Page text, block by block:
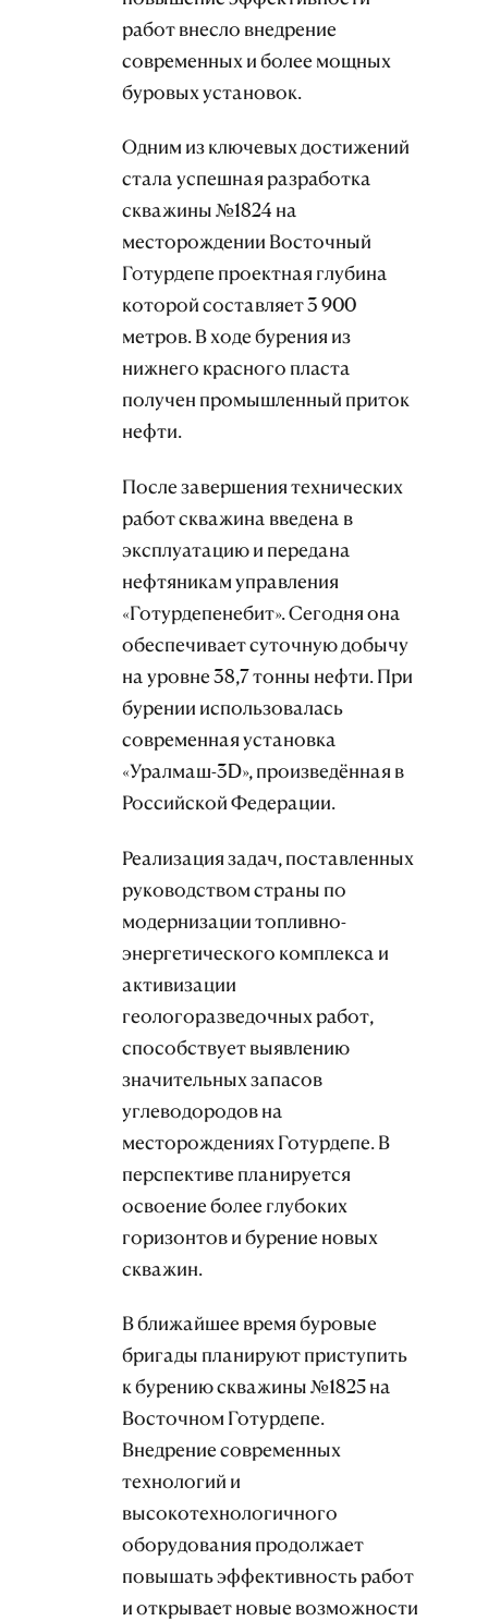
работ внесло внедрение
современных и более мощных
буровых установок.
Одним из ключевых достижений
стала успешная разработка
скважины №1824 на
месторождении Восточный
Готурдепе проектная глубина
которой составляет 3 900
метров. В ходе бурения из
нижнего красного пласта
получен промышленный приток
нефти.
После завершения технических
работ скважина введена в
эксплуатацию и передана
нефтяникам управления
«Готурдепенебит». Сегодня она
обеспечивает суточную добычу
на уровне 38,7 тонны нефти. При
бурении использовалась
современная установка
«Уралмаш-3D», произведённая в
Российской Федерации.
Реализация задач, поставленных
руководством страны по
модернизации топливно-
энергетического комплекса и
активизации
геологоразведочных работ,
способствует выявлению
значительных запасов
углеводородов на
месторождениях Готурдепе. В
перспективе планируется
освоение более глубоких
горизонтов и бурение новых
скважин.
В ближайшее время буровые
бригады планируют приступить
к бурению скважины №1825 на
Восточном Готурдепе.
Внедрение современных
технологий и
высокотехнологичного
оборудования продолжает
повышать эффективность работ
и открывает новые возможности